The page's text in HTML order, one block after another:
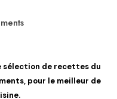
sélection de recettes du
pour le meilleur de